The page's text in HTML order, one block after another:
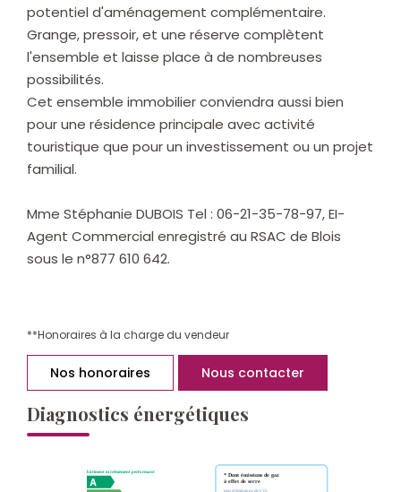
potentiel d'aménagement complémentaire.
Grange, pressoir, et une réserve complètent
l'ensemble et laisse place à de nombreuses
possibilités.
Cet ensemble immobilier conviendra aussi bien
pour une résidence principale avec activité
touristique que pour un investissement ou un projet
familial.
Mme Stéphanie DUBOIS Tel : 06-21-35-78-97, EI-
Agent Commercial enregistré au RSAC de Blois
sous le n°877 610 642.
**Honoraires à la charge du vendeur
Nos honoraires Nous contacter
Diagnostics énergétiques